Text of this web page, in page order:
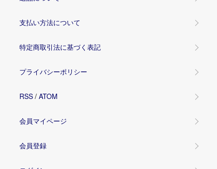
支払い方法について
特定商取引法に基づく表記
プライバシーポリシー
RSS / ATOM
会員マイページ
会員登録